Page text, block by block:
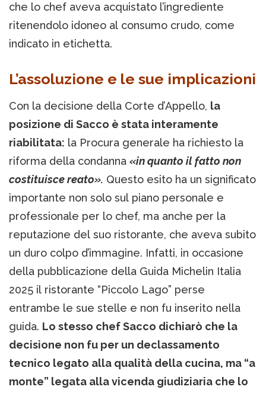
che lo chef aveva acquistato l’ingrediente
ritenendolo idoneo al consumo crudo, come
indicato in etichetta.
L’assoluzione e le sue implicazioni
Con la decisione della Corte d’Appello, la
posizione di Sacco è stata interamente
riabilitata: la Procura generale ha richiesto la
riforma della condanna «in quanto il fatto non
costituisce reato». Questo esito ha un significato
importante non solo sul piano personale e
professionale per lo chef, ma anche per la
reputazione del suo ristorante, che aveva subito
un duro colpo d’immagine. Infatti, in occasione
della pubblicazione della Guida Michelin Italia
2025 il ristorante “Piccolo Lago” perse
entrambe le sue stelle e non fu inserito nella
guida. Lo stesso chef Sacco dichiarò che la
decisione non fu per un declassamento
tecnico legato alla qualità della cucina, ma “a
monte” legata alla vicenda giudiziaria che lo